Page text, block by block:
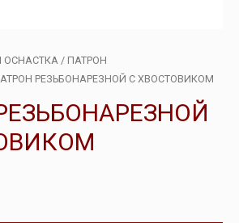
ОСНАСТКА/ ПАТРОН
РЕЗЬБОНАРЕЗНОЙ С ХВОСТОВИКОМ